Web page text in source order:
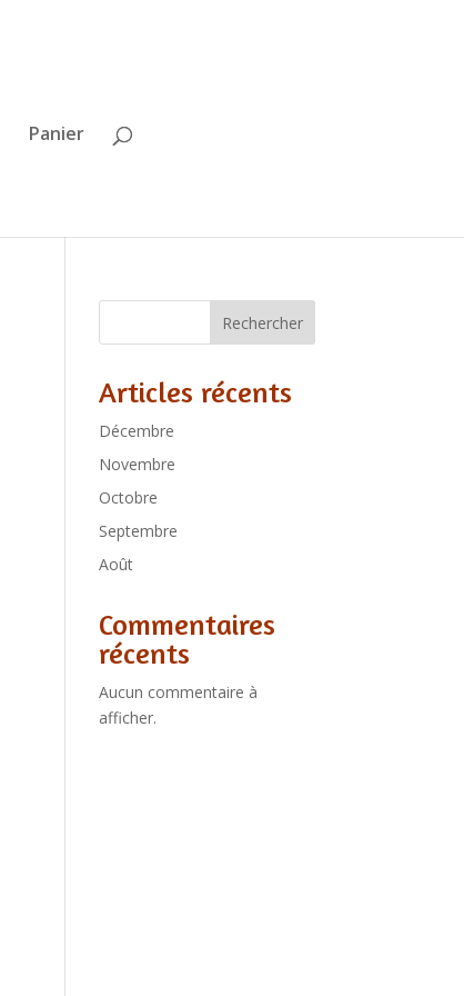
Panier
Rechercher
Articles récents
Décembre
Novembre
Octobre
Septembre
Août
Commentaires
récents
Aucun commentaire à
afficher.